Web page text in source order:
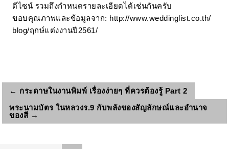
ดีไซน์ รวมถึงกำหนดรายละเอียดได้เช่นกันครับ
ขอบคุณภาพและข้อมูลจาก: http://www.weddinglist.co.th/
blog/ฤกษ์แต่งงานปี2561/
← กระดาษในงานพิมพ์ เรื่องง่ายๆ ที่ควรต้องรู้ Part 2
พระนามบัตร ในหลวงร.9 กับพลังของสัญลักษณ์และอำนาจ
ของสี →